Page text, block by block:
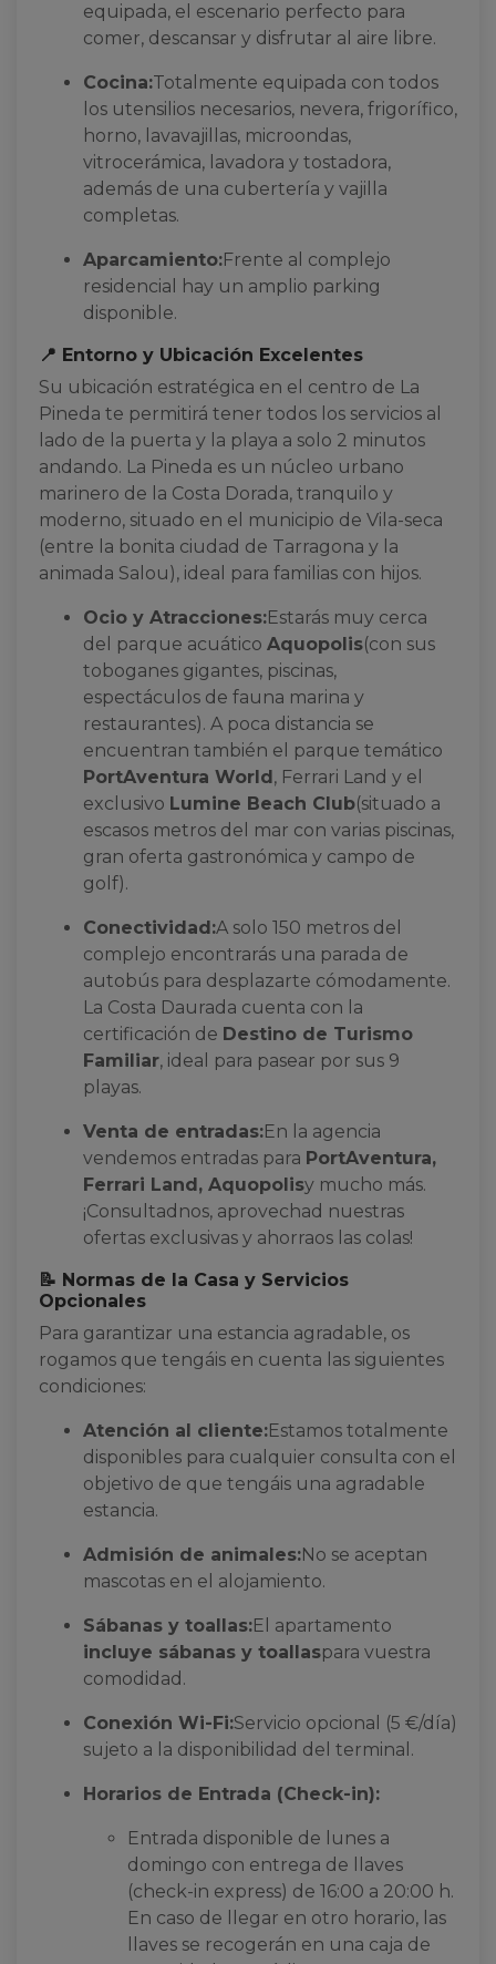
equipada, el escenario perfecto para
comer, descansar y disfrutar al aire libre.
Cocina:Totalmente equipada con todos
los utensilios necesarios, nevera, frigorífico,
horno, lavavajillas, microondas,
vitrocerámica, lavadora y tostadora,
además de una cubertería y vajilla
completas.
Aparcamiento:Frente al complejo
residencial hay un amplio parking
disponible.
📍 Entorno y Ubicación Excelentes
Su ubicación estratégica en el centro de La
Pineda te permitirá tener todos los servicios al
lado de la puerta y la playa a solo 2 minutos
andando. La Pineda es un núcleo urbano
marinero de la Costa Dorada, tranquilo y
moderno, situado en el municipio de Vila-seca
(entre la bonita ciudad de Tarragona y la
animada Salou), ideal para familias con hijos.
Ocio y Atracciones:Estarás muy cerca
del parque acuático Aquopolis(con sus
toboganes gigantes, piscinas,
espectáculos de fauna marina y
restaurantes). A poca distancia se
encuentran también el parque temático
PortAventura World, Ferrari Land y el
exclusivo Lumine Beach Club(situado a
escasos metros del mar con varias piscinas,
gran oferta gastronómica y campo de
golf).
Conectividad:A solo 150 metros del
complejo encontrarás una parada de
autobús para desplazarte cómodamente.
La Costa Daurada cuenta con la
certificación de Destino de Turismo
Familiar, ideal para pasear por sus 9
playas.
Venta de entradas:En la agencia
vendemos entradas para PortAventura,
Ferrari Land, Aquopolisy mucho más.
¡Consultadnos, aprovechad nuestras
ofertas exclusivas y ahorraos las colas!
📝 Normas de la Casa y Servicios
Opcionales
Para garantizar una estancia agradable, os
rogamos que tengáis en cuenta las siguientes
condiciones:
Atención al cliente:Estamos totalmente
disponibles para cualquier consulta con el
objetivo de que tengáis una agradable
estancia.
Admisión de animales:No se aceptan
mascotas en el alojamiento.
Sábanas y toallas:El apartamento
incluye sábanas y toallaspara vuestra
comodidad.
Conexión Wi-Fi:Servicio opcional (5 €/día)
sujeto a la disponibilidad del terminal.
Horarios de Entrada (Check-in):
Entrada disponible de lunes a
domingo con entrega de llaves
(check-in express) de 16:00 a 20:00 h.
En caso de llegar en otro horario, las
llaves se recogerán en una caja de